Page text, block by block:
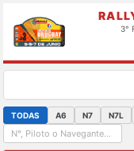
3°
TODAS A6 N7 N7L